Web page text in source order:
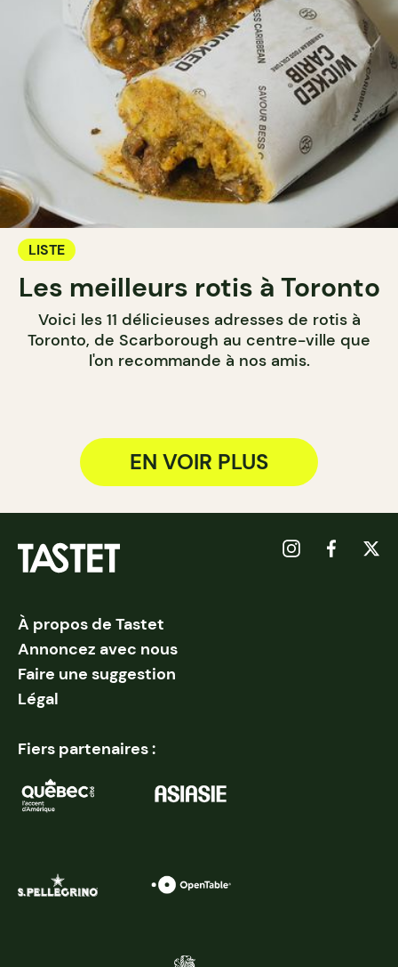
LISTE
Les meilleurs rotis à Toronto
Voici les 11 délicieuses adresses de rotis à
Toronto, de Scarborough au centre-ville que
l'on recommande à nos amis.
EN VOIR PLUS
À propos de Tastet
Annoncez avec nous
Faire une suggestion
Légal
Fiers partenaires :